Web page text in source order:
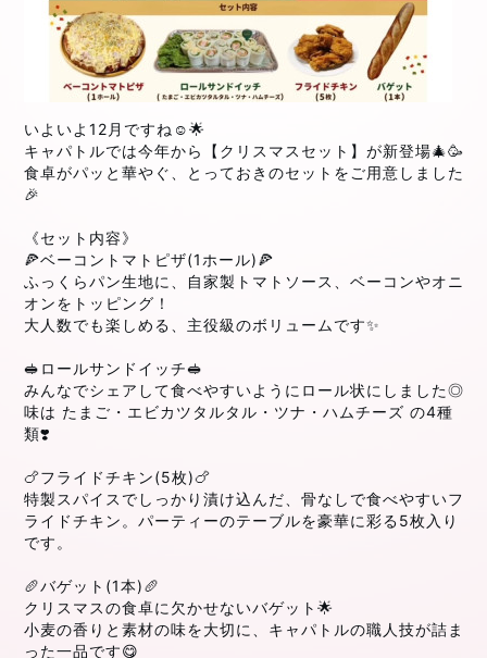
いよいよ12月ですね☺️🌟
キャパトルでは今年から【クリスマスセット】が新登場🎄🥳
食卓がパッと華やぐ、とっておきのセットをご用意しました
🎉
《セット内容》
🍕ベーコントマトピザ(1ホール)🍕
ふっくらパン生地に、自家製トマトソース、ベーコンやオニ
オンをトッピング！
大人数でも楽しめる、主役級のボリュームです✨
🥪ロールサンドイッチ🥪
みんなでシェアして食べやすいようにロール状にしました◎
味は たまご・エビカツタルタル・ツナ・ハムチーズ の4種
類❣️
🍗フライドチキン(5枚)🍗
特製スパイスでしっかり漬け込んだ、骨なしで食べやすいフ
ライドチキン。パーティーのテーブルを豪華に彩る5枚入り
です。
🥖バゲット(1本)🥖
クリスマスの食卓に欠かせないバゲット🌟
小麦の香りと素材の味を大切に、キャパトルの職人技が詰ま
った一品です😋